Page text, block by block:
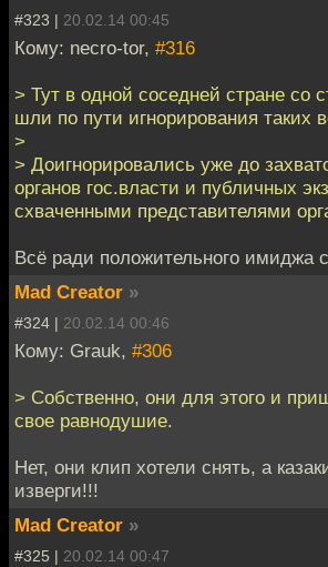
#323 | 20.02.14 00:45
Кому: necro-tor, #316
> Тут в одной соседней стране со
шли по пути игнорирования таких
>
> Доигнорировались уже до
органов гос.власти и публичных
схваченными представителями
Всё ради положительного имиджа
Mad Creator »
#324 | 20.02.14 00:46
Кому: Grauk, #306
> Собственно, они для этого и
свое равнодушие.
Нет, они клип хотели снять, а
изверги!!!
Mad Creator »
#325 | 20.02.14 00:47